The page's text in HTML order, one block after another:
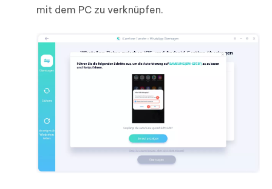
mit dem PC zu verknüpfen.